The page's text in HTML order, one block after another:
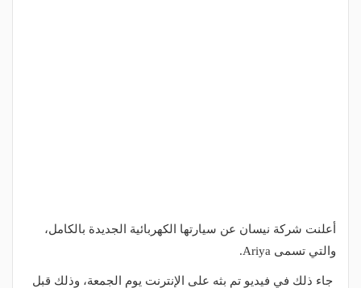
أعلنت شركة نيسان عن سيارتها الكهربائية الجديدة بالكامل،
والتي تسمى Ariya.
جاء ذلك في فيديو تم بثه على الإنترنت يوم الجمعة، وذلك قبل